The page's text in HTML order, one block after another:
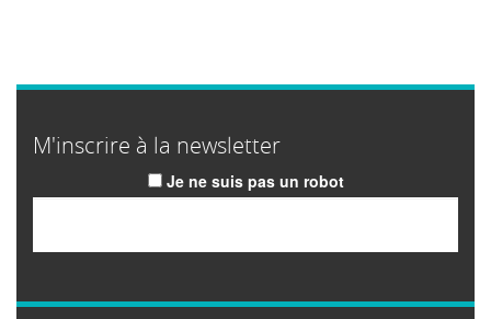
M'inscrire à la newsletter
Je ne suis pas un robot